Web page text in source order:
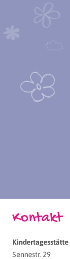
Kontakt
Kindertagesstätte
Sennestr. 29